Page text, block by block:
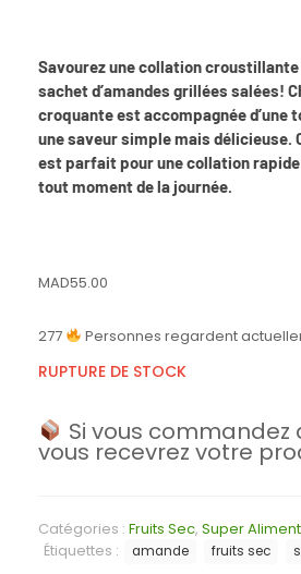
Savourez une collation
sachet d’amandes grillées salées!
croquante est accompagnée d’une
une saveur simple mais délicieuse.
est parfait pour une collation
tout moment de la journée.
MAD55.00
277 Personnes regardent
RUPTURE DE STOCK
Si vous commandez
vous recevrez votre
Catégories : Fruits Sec, Super Aliment
Étiquettes :
amande fruits sec